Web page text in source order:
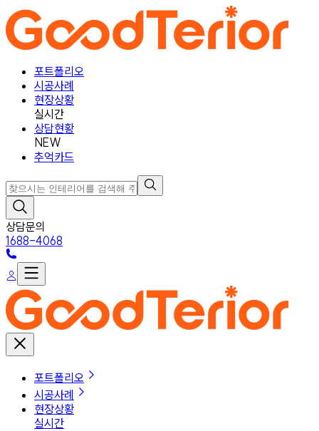
포트폴리오
시공사례
현장상황
실시간
상담현황
NEW
추억카드
상담문의
1688-4068
포트폴리오
시공사례
현장상황
실시간